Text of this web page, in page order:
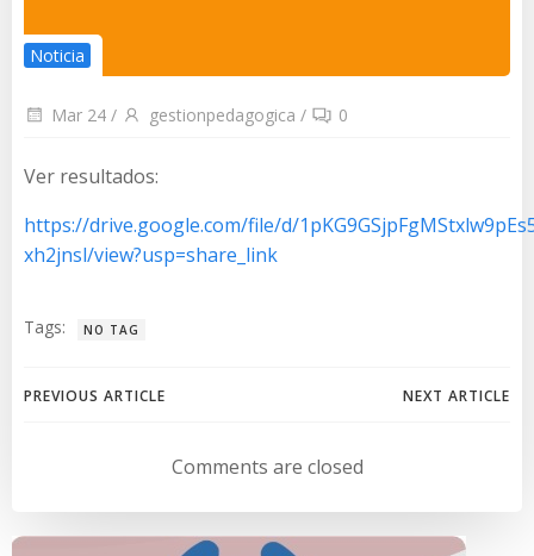
Noticia
Mar 24 / gestionpedagogica / 0
Ver resultados:
https://drive.google.com/file/d/
xh2jnsl/view?usp=share_link
Tags: NO TAG
Navegación
entradas
PREVIOUS ARTICLE
Navegación
de
entradas
NEXT ARTICLE
Comments are closed